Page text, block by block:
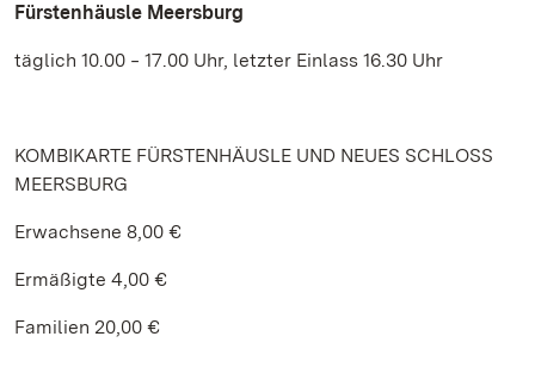
Fürstenhäusle Meersburg
täglich 10.00 ‒ 17.00 Uhr, letzter Einlass 16.30 Uhr
KOMBIKARTE FÜRSTENHÄUSLE UND NEUES SCHLOSS
MEERSBURG
Erwachsene 8,00 €
Ermäßigte 4,00 €
Familien 20,00 €